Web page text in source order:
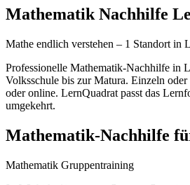
Mathematik Nachhilfe
Mathe endlich verstehen – 1 Standort in
Professionelle Mathematik-Nachhilfe in
Volksschule bis zur Matura. Einzeln
oder online. LernQuadrat passt das
umgekehrt.
Mathematik-Nachhilfe
Mathematik Gruppentraining